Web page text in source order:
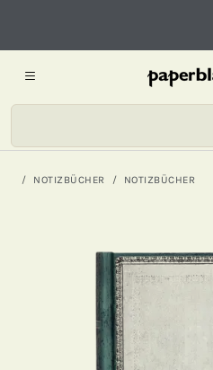
NOTIZBÜCHER NOTIZBÜCHER